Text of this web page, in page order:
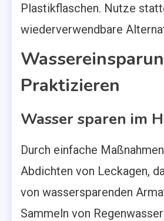
Plastikflaschen. Nutze
wiederverwendbare
Praktizieren
Wasser sparen im
Durch einfache
Abdichten von Leckagen,
von wassersparenden
Sammeln von